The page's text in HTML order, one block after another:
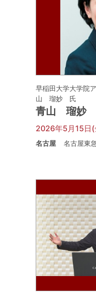
早稲田大学大学院
山 瑠妙 氏
青山 瑠妙
2026年5月15日(
名古屋 名古屋東